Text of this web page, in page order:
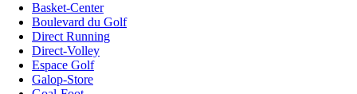
Basket-Center
Boulevard du Golf
Direct Running
Direct-Volley
Espace Golf
Galop-Store